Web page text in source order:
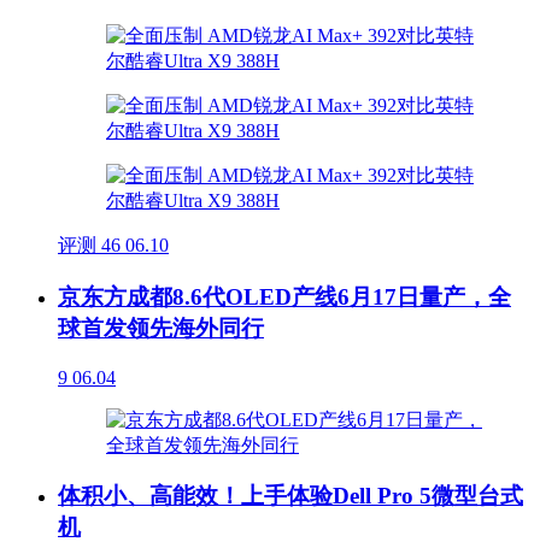
评测 46 06.10
京东方成都8.6代OLED产线6月17日量产，全
球首发领先海外同行
9 06.04
体积小、高能效！上手体验Dell Pro 5微型台式
机